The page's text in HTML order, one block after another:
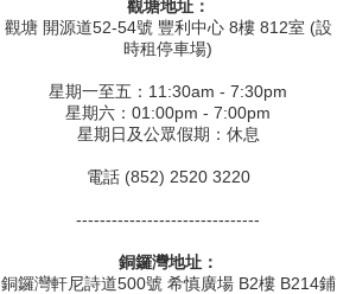
觀塘地址：
觀塘 開源道52-54號 豐利中心 8樓 812室 (設
時租停車場)
星期一至五：11:30am - 7:30pm
星期六：01:00pm - 7:00pm
星期日及公眾假期：休息
電話 (852) 2520 3220
-------------------------------
銅鑼灣地址：
銅鑼灣軒尼詩道500號 希慎廣場 B2樓 B214鋪